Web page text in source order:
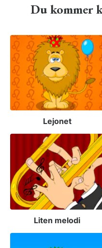
Du kommer
Lejonet
Liten melodi